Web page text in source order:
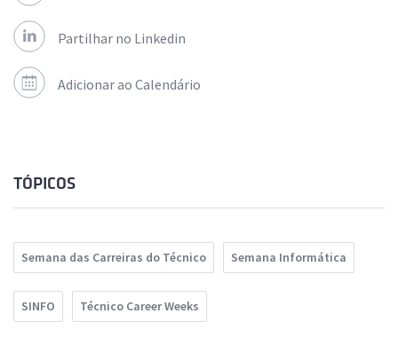
Partilhar no Linkedin
Adicionar ao Calendário
TÓPICOS
Semana das Carreiras do Técnico Semana Informática
SINFO Técnico Career Weeks